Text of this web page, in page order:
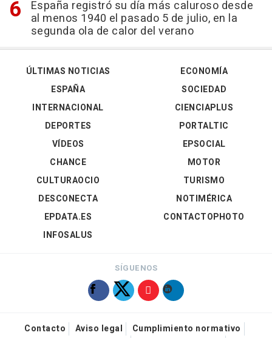
España registró su día más caluroso desde
al menos 1940 el pasado 5 de julio, en la
segunda ola de calor del verano
ÚLTIMAS NOTICIAS
ESPAÑA
INTERNACIONAL
DEPORTES
VÍDEOS
ECONOMÍA
SOCIEDAD
CIENCIAPLUS
PORTALTIC
EPSOCIAL
CHANCE
CULTURAOCIO
DESCONECTA
EPDATA.ES
INFOSALUS
MOTOR
TURISMO
NOTIMÉRICA
CONTACTOPHOTO
SÍGUENOS
Contacto Aviso legal
Cumplimiento normativo